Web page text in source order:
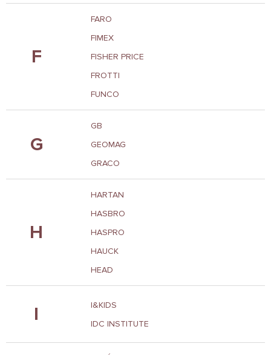
F
FARO
FIMEX
FISHER PRICE
FROTTI
FUNCO
G
GB
GEOMAG
GRACO
H
HARTAN
HASBRO
HASPRO
HAUCK
HEAD
I
I&KIDS
IDC INSTITUTE